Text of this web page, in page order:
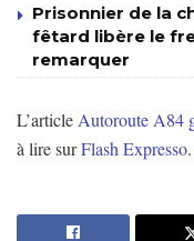
Prisonnier de la
fêtard libère le
remarquer
L’articleAutoroute A84
à lire surFlash Expresso.